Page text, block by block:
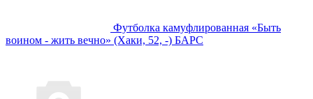
Футболка камуфлированная «Быть
воином - жить вечно» (Хаки, 52, -) БАРС